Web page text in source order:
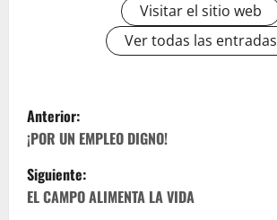
Visitar el sitio web
Ver todas las entradas
N
a
v
Anterior:
¡POR UN EMPLEO DIGNO!
Siguiente:
EL CAMPO ALIMENTA LA VIDA